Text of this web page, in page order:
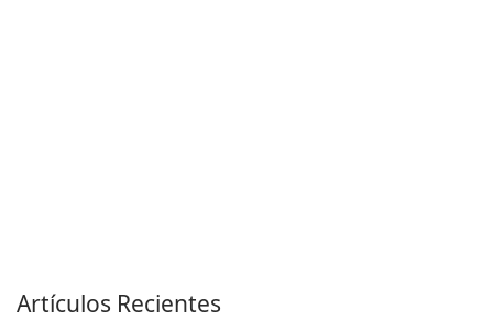
Artículos Recientes